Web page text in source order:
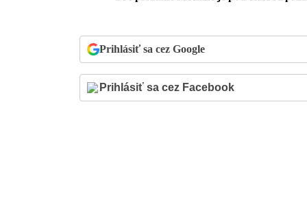
Prihlásiť sa cez Google